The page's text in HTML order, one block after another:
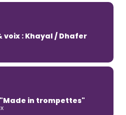
voix : Khayal / Dhafer
in trompettes"